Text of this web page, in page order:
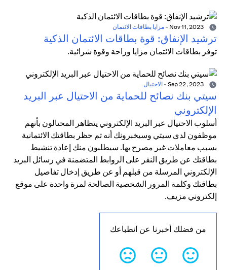
- مزايا بطاقات الائتمان
ترشيد الإنفاق: قوة بطاقات الائتمان الذكية
توفر بطاقات الائتمان مزايا وراحة وقوة شرائية.
- الاحتيال
سيتي بنك نصائح للحماية من الاحتيال عبر البريد
الإلكتروني
أسلوب الاحتيال عبر البريد الإلكتروني يتظاهر المحتالون بأنهم
موظفون لدى سيتي وسيخبرونك أنه تم حظر بطاقتك الائتمانية
بسبب معاملات غير مصرح بها. سيطلبون منك إعادة تنشيط
بطاقتك عن طريق النقر على الروابط المتضمنة في رسائل البريد
الإلكتروني المرسلة من قبلهم أو عن طريق إدخال تفاصيل
بطاقتك وكلمة المرور الشخصية الصالحة لمرة واحدة على موقع
إلكتروني مزيف.
من فضلك أخبرنا عن انطباعك